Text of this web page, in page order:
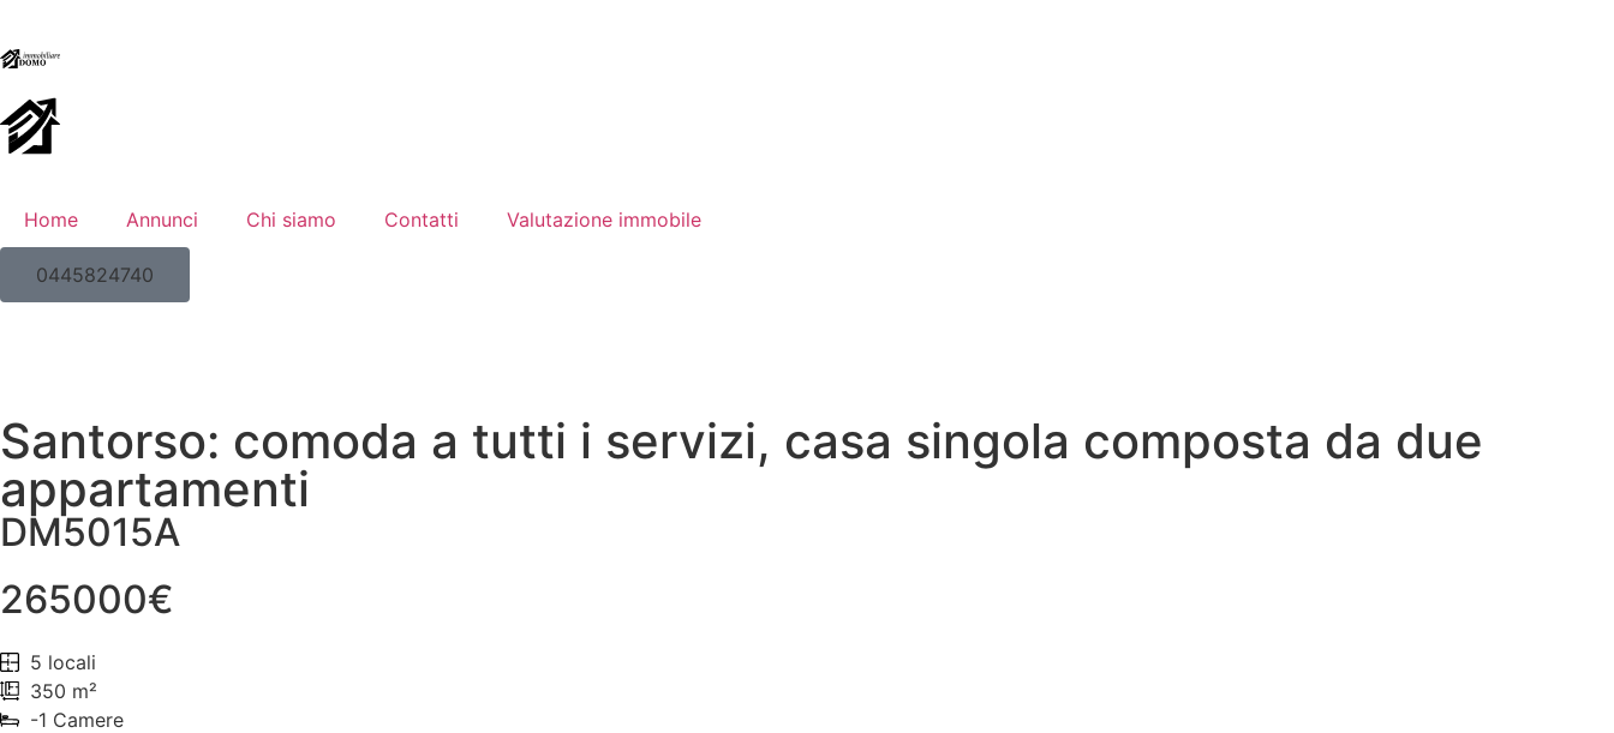
Home Annunci Chi siamo Contatti Valutazione immobile
0445824740
Santorso: comoda a tutti i servizi, casa singola composta da due
appartamenti
DM5015A
265000€
5 locali
350 m²
-1 Camere